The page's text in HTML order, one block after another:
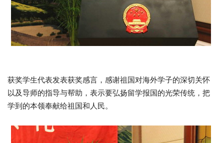
获奖学生代表发表获奖感言，感谢祖国对海外学子的深切关怀
以及导师的指导与帮助，表示要弘扬留学报国的光荣传统，把
学到的本领奉献给祖国和人民。